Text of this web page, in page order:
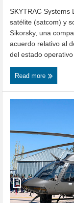
SKYTRAC Systems
satélite (satcom) y
Sikorsky, una
acuerdo relativo al
del estado
Read more